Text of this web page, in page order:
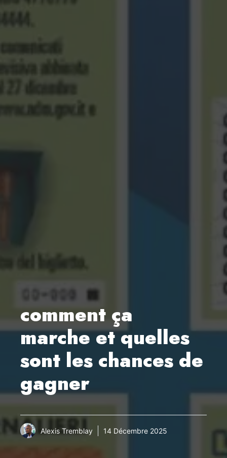
comment ça
marche et quelles
sont les chances de
gagner
Alexis Tremblay 14 Décembre 2025